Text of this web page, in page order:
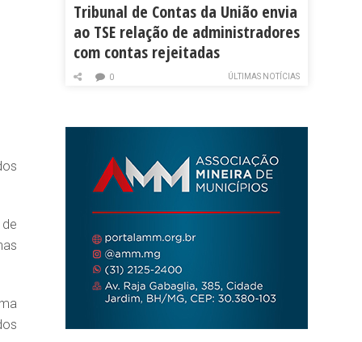
Tribunal de Contas da União envia
ao TSE relação de administradores
com contas rejeitadas
ÚLTIMAS NOTÍCIAS
0